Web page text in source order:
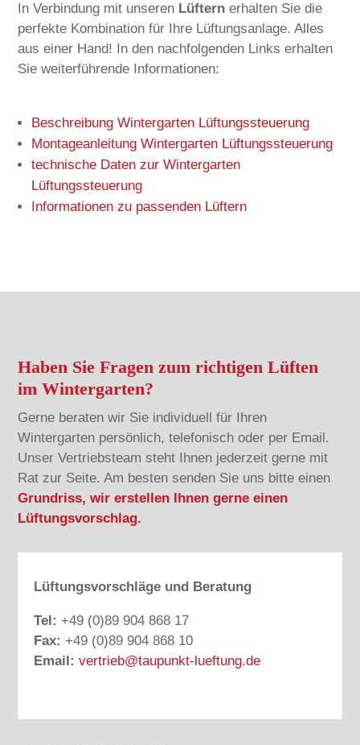
In Verbindung mit unseren Lüftern erhalten Sie die
perfekte Kombination für Ihre Lüftungsanlage. Alles
aus einer Hand! In den nachfolgenden Links erhalten
Sie weiterführende Informationen:
Beschreibung Wintergarten Lüftungssteuerung
Montageanleitung Wintergarten Lüftungssteuerung
technische Daten zur Wintergarten
Lüftungssteuerung
Informationen zu passenden Lüftern
Haben Sie Fragen zum richtigen Lüften
im Wintergarten?
Gerne beraten wir Sie individuell für Ihren
Wintergarten persönlich, telefonisch oder per Email.
Unser Vertriebsteam steht Ihnen jederzeit gerne mit
Rat zur Seite. Am besten senden Sie uns bitte einen
Grundriss, wir erstellen Ihnen gerne einen
Lüftungsvorschlag.
Lüftungsvorschläge und Beratung
Tel: +49 (0)89 904 868 17
Fax: +49 (0)89 904 868 10
Email: vertrieb@taupunkt-lueftung.de